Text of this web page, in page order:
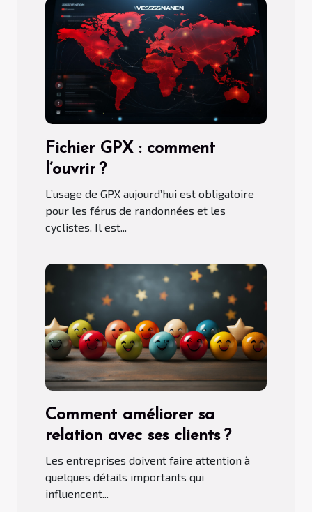
Fichier GPX : comment
l’ouvrir ?
L’usage de GPX aujourd’hui est obligatoire
pour les férus de randonnées et les
cyclistes. Il est...
Comment améliorer sa
relation avec ses clients ?
Les entreprises doivent faire attention à
quelques détails importants qui
influencent...